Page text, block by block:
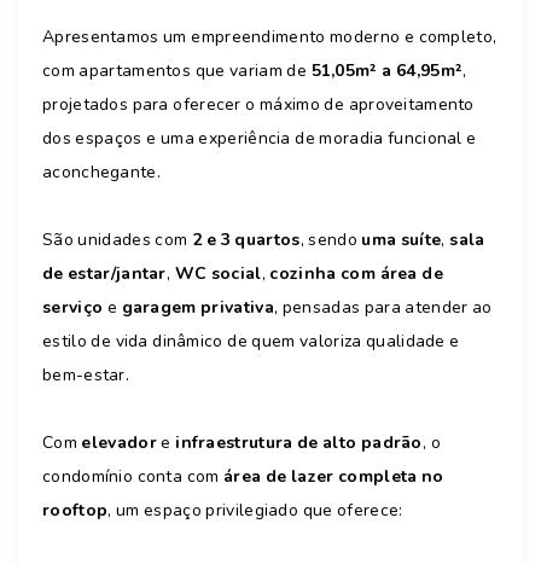
Apresentamos um empreendimento moderno e completo,
com apartamentos que variam de 51,05m² a 64,95m²,
projetados para oferecer o máximo de aproveitamento
dos espaços e uma experiência de moradia funcional e
aconchegante.
São unidades com 2 e 3 quartos, sendo uma suíte,sala
de estar/jantar, WC social, cozinha com área de
serviço e garagem privativa, pensadas para atender ao
estilo de vida dinâmico de quem valoriza qualidade e
bem-estar.
Com elevadore infraestrutura de alto padrão, o
condomínio conta com área de lazer completa no
rooftop, um espaço privilegiado que oferece: